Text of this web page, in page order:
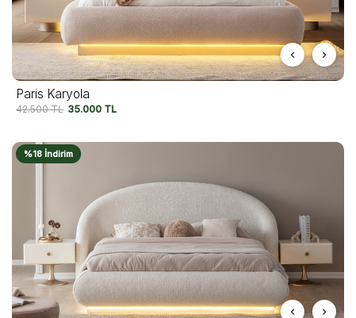
Paris Karyola
42.500TL 35.000 TL
%18 İndirim